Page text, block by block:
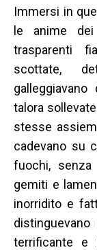
Immersi in
le anime
trasparenti
scottate,
talora
stesse
cadevano su
fuochi,
gemiti e
inorridito e
terrificante e